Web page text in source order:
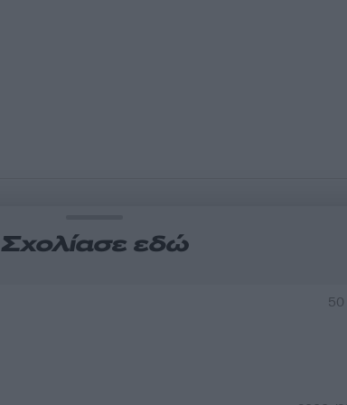
Σχολίασε εδώ